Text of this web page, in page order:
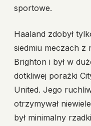
sportowe.
Haaland zdobył
siedmiu meczach
Brighton i był w
dotkliwej porażki
United. Jego
otrzymywał
był minimalny